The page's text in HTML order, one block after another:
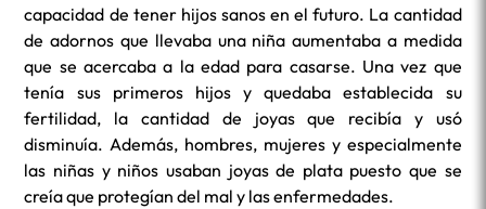
capacidad de tener hijos sanos en el futuro. La cantidad
de adornos que llevaba una niña aumentaba a medida
que se acercaba a la edad para casarse. Una vez que
tenía sus primeros hijos y quedaba establecida su
fertilidad, la cantidad de joyas que recibía y usó
disminuía. Además, hombres, mujeres y especialmente
las niñas y niños usaban joyas de plata puesto que se
creía que protegían del mal y las enfermedades.